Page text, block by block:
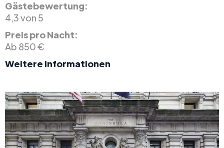
Gästebewertung:
4,3 von 5
Preis pro Nacht:
Ab 850 €
Weitere Informationen